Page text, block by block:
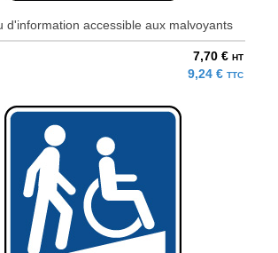
d'information accessible aux malvoyants
7,70 € HT
9,24 € TTC